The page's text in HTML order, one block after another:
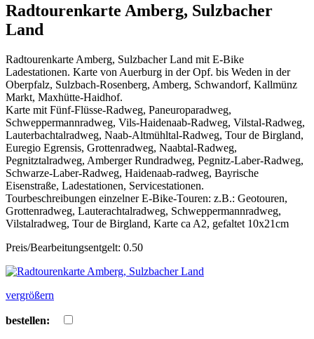
Radtourenkarte Amberg, Sulzbacher
Land
Radtourenkarte Amberg, Sulzbacher Land mit E-Bike
Ladestationen. Karte von Auerburg in der Opf. bis Weden in der
Oberpfalz, Sulzbach-Rosenberg, Amberg, Schwandorf, Kallmünz
Markt, Maxhütte-Haidhof.
Karte mit Fünf-Flüsse-Radweg, Paneuroparadweg,
Schweppermannradweg, Vils-Haidenaab-Radweg, Vilstal-Radweg,
Lauterbachtalradweg, Naab-Altmühltal-Radweg, Tour de Birgland,
Euregio Egrensis, Grottenradweg, Naabtal-Radweg,
Pegnitztalradweg, Amberger Rundradweg, Pegnitz-Laber-Radweg,
Schwarze-Laber-Radweg, Haidenaab-radweg, Bayrische
Eisenstraße, Ladestationen, Servicestationen.
Tourbeschreibungen einzelner E-Bike-Touren: z.B.: Geotouren,
Grottenradweg, Lauterachtalradweg, Schweppermannradweg,
Vilstalradweg, Tour de Birgland, Karte ca A2, gefaltet 10x21cm
Preis/Bearbeitungsentgelt: 0.50
vergrößern
bestellen: